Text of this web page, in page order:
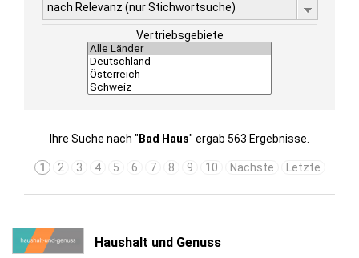
nach Relevanz (nur Stichwortsuche)
Vertriebsgebiete
Ihre Suche nach " Bad Haus" ergab 563 Ergebnisse.
1 2 3 4 5 6 7 8 9 10 Nächste Letzte
Haushalt und Genuss